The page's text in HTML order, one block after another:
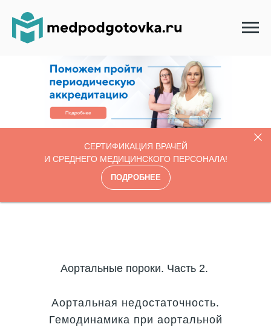
СЕРТИФИКАЦИЯ ВРАЧЕЙ
И СРЕДНЕГО МЕДИЦИНСКОГО ПЕРСОНАЛА!
ПОДРОБНЕЕ
Аортальные пороки. Часть 2.
Аортальная недостаточность.
Гемодинамика при аортальной